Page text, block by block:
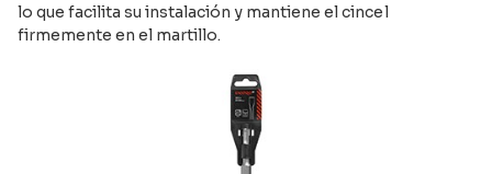
lo que facilita su instalación y mantiene el cincel
firmemente en el martillo.